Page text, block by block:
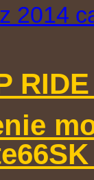
2014